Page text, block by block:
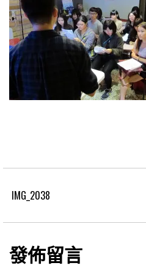
IMG_2038
發佈留言